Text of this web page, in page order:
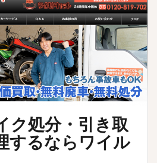
ク処分・引き取
するならワイル